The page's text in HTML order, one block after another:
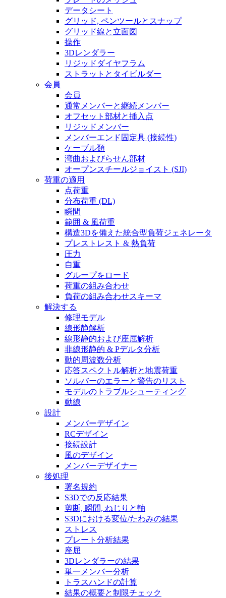
データシート
グリッド, ペンツールとスナップ
グリッド線と立面図
操作
3Dレンダラー
リジッドダイヤフラム
ストラットとタイビルダー
会員
会員
通常メンバーと継続メンバー
オフセット部材と挿入点
リジッドメンバー
メンバーエンド固定具 (接続性)
ケーブル類
湾曲およびらせん部材
オープンスチールジョイスト (SJI)
荷重の適用
点荷重
分布荷重 (DL)
瞬間
範囲 & 風荷重
構造3Dを備えた統合型負荷ジェネレータ
プレストレスト & 熱負荷
圧力
自重
グループをロード
荷重の組み合わせ
負荷の組み合わせスキーマ
解決する
修理モデル
線形静解析
線形静的および座屈解析
非線形静的 & Pデルタ分析
動的周波数分析
応答スペクトル解析と地震荷重
ソルバーのエラーと警告のリスト
モデルのトラブルシューティング
動線
設計
メンバーデザイン
RCデザイン
接続設計
風のデザイン
メンバーデザイナー
後処理
署名規約
S3Dでの反応結果
剪断, 瞬間, ねじりと軸
S3Dにおける変位/たわみの結果
ストレス
プレート分析結果
座屈
3Dレンダラーの結果
単一メンバー分析
トラスハンドの計算
結果の概要と制限チェック